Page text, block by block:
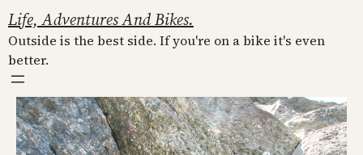
Skip
to
content
Life, Adventures And Bikes.
Outside is the best side. If you're on a bike it's even
better.